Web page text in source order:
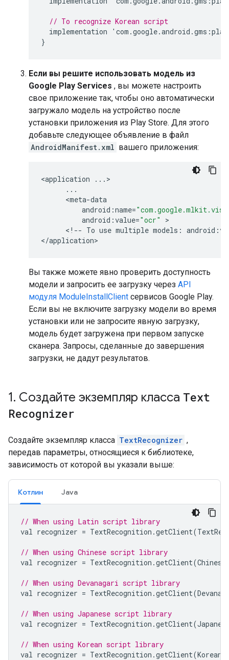
// To recognize Korean script
implementation
' com .google.android .gms :play
}
Если вы решите использовать модель из
Google Play Services , вы можете настроить
свое приложение так, чтобы оно автоматически
загружало модель на устройство после
установки приложения из Play Store. Для этого
добавьте следующее объявление в файл
AndroidManifest.xml вашего приложения:
<application ... >
...
      <
meta-data
android :name=
android :value="ocr"
>
      <
! -- To use multiple models : android :
</application
Вы также можете явно проверить доступность
модели и запросить ее загрузку через API
модуля ModuleInstallClient сервисов Google Play.
Если вы не включите загрузку модели во время
установки или не запросите явную загрузку,
модель будет загружена при первом запуске
сканера. Запросы, сделанные до завершения
загрузки, не дадут результатов.
1. Создайте экземпляр класса Text
Recognizer
Создайте экземпляр класса TextRecognizer ,
передав параметры, относящиеся к библиотеке,
зависимость от которой вы указали выше:
Котлин Java
// When using Latin script library
val recognizer = TextRecognition .getClient(
// When using Chinese script library
val recognizer = TextRecognition .getClient(
// When using Devanagari script library
val recognizer = TextRecognition .getClient(
// When using Japanese script library
val recognizer = TextRecognition .getClient(
// When using Korean script library
val recognizer = TextRecognition .getClient(